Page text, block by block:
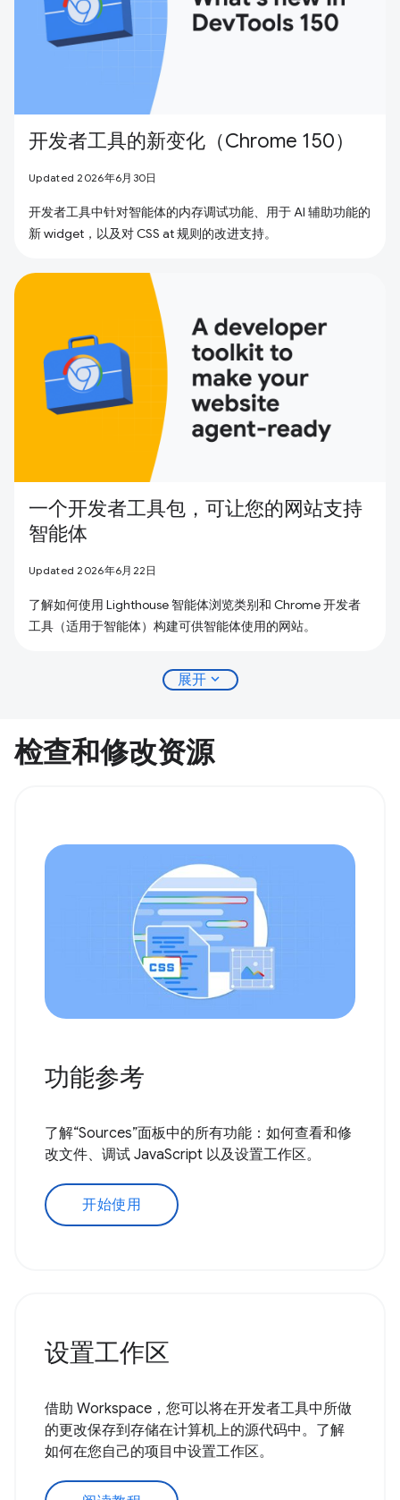
开发者工具的新变化（Chrome 150）
Updated 2026年6月30日
开发者工具中针对智能体的内存调试功能、用于 AI 辅助功能的
新 widget，以及对 CSS at 规则的改进支持。
一个开发者工具包，可让您的网站支持
智能体
Updated 2026年6月22日
了解如何使用 Lighthouse 智能体浏览类别和 Chrome 开发者
工具（适用于智能体）构建可供智能体使用的网站。
展开 expand_more
检查和修改资源
功能参考
了解“Sources”面板中的所有功能：如何查看和修
改文件、调试 JavaScript 以及设置工作区。
开始使用
设置工作区
借助 Workspace，您可以将在开发者工具中所做
的更改保存到存储在计算机上的源代码中。了解
如何在您自己的项目中设置工作区。